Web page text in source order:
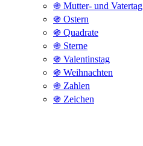
֍ Mutter- und Vatertag
֍ Ostern
֍ Quadrate
֍ Sterne
֍ Valentinstag
֍ Weihnachten
֍ Zahlen
֍ Zeichen